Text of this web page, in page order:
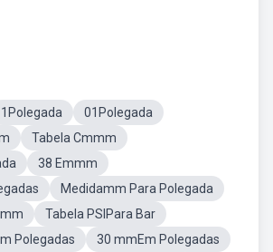
1Polegada
01Polegada
Tabela Cmmm
38 Emmm
Medidamm Para Polegada
Tabela PSIPara Bar
Polegadas
30 mmEm Polegadas